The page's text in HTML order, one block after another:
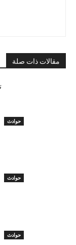
مقالات ذات صلة
حوادث
حوادث
حوادث